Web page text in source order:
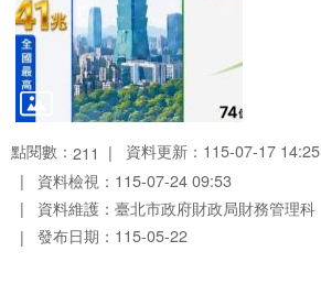
點閱數： 211
資料更新：115-07-17 14:25
資料檢視：115-07-24 09:53
資料維護：臺北市政府財政局財務管理科
發布日期：115-05-22